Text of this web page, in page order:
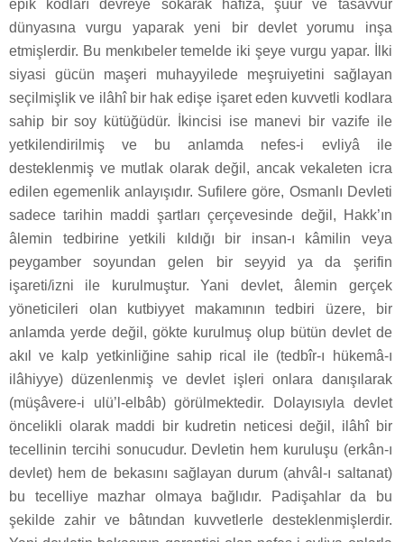
epik kodları devreye sokarak hafıza, şuur ve tasavvur
dünyasına vurgu yaparak yeni bir devlet yorumu inşa
etmişlerdir. Bu menkıbeler temelde iki şeye vurgu yapar. İlki
siyasi gücün maşeri muhayyilede meşruiyetini sağlayan
seçilmişlik ve ilâhî bir hak edişe işaret eden kuvvetli kodlara
sahip bir soy kütüğüdür. İkincisi ise manevi bir vazife ile
yetkilendirilmiş ve bu anlamda nefes-i evliyâ ile
desteklenmiş ve mutlak olarak değil, ancak vekaleten icra
edilen egemenlik anlayışıdır. Sufilere göre, Osmanlı Devleti
sadece tarihin maddi şartları çerçevesinde değil, Hakk’ın
âlemin tedbirine yetkili kıldığı bir insan-ı kâmilin veya
peygamber soyundan gelen bir seyyid ya da şerifin
işareti/izni ile kurulmuştur. Yani devlet, âlemin gerçek
yöneticileri olan kutbiyyet makamının tedbiri üzere, bir
anlamda yerde değil, gökte kurulmuş olup bütün devlet de
akıl ve kalp yetkinliğine sahip rical ile (tedbîr-ı hükemâ-ı
ilâhiyye) düzenlenmiş ve devlet işleri onlara danışılarak
(müşâvere-i ulü’l-elbâb) görülmektedir. Dolayısıyla devlet
öncelikli olarak maddi bir kudretin neticesi değil, ilâhî bir
tecellinin tercihi sonucudur. Devletin hem kuruluşu (erkân-ı
devlet) hem de bekasını sağlayan durum (ahvâl-ı saltanat)
bu tecelliye mazhar olmaya bağlıdır. Padişahlar da bu
şekilde zahir ve bâtından kuvvetlerle desteklenmişlerdir.